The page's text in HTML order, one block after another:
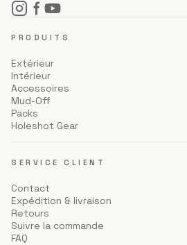
PRODUITS
Extérieur
Intérieur
Accessoires
Mud-Off
Packs
Holeshot Gear
SERVICE CLIENT
Contact
Expédition & livraison
Retours
Suivre la commande
FAQ